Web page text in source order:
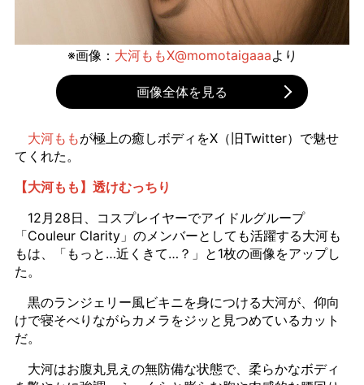
※画像： 大河ももX@momotaigaaaより
画像全体を見る
大河ももが極上の癒しボディをX（旧Twitter）で魅せ
てくれた。
【大河もも】透けむっちり
12月28日、コスプレイヤーでアイドルグループ
「Couleur Clarity」のメンバーとしても活躍する大河も
もは、「もっと…近くきて…？」と1枚の画像をアップし
た。
黒のランジェリー風ビキニを身につける大河が、仰向
けで寝そべりながらカメラをジッと見つめているカット
だ。
大河はお腹丸見えの無防備な状態で、柔らかなボディ